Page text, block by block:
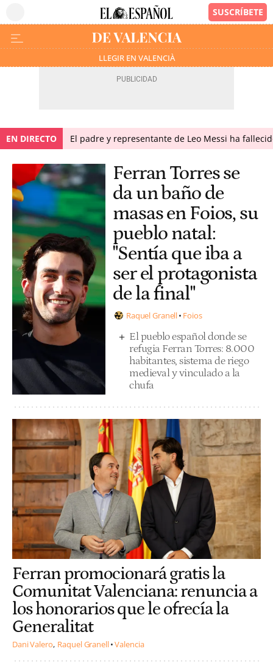
LLEGIR EN VALENCIÀ
EN DIRECTO El padre y representante de Leo Messi ha
Ferran Torres se
da un baño de
masas en Foios, su
pueblo natal:
"Sentía que iba a
ser el protagonista
de la final"
Raquel Granell Foios
El pueblo español donde se
refugia Ferran Torres: 8.000
habitantes, sistema de riego
medieval y vinculado a la
chufa
Ferran promocionará gratis la
Comunitat Valenciana: renuncia a
los honorarios que le ofrecía la
Generalitat
Dani Valero Raquel Granell Valencia